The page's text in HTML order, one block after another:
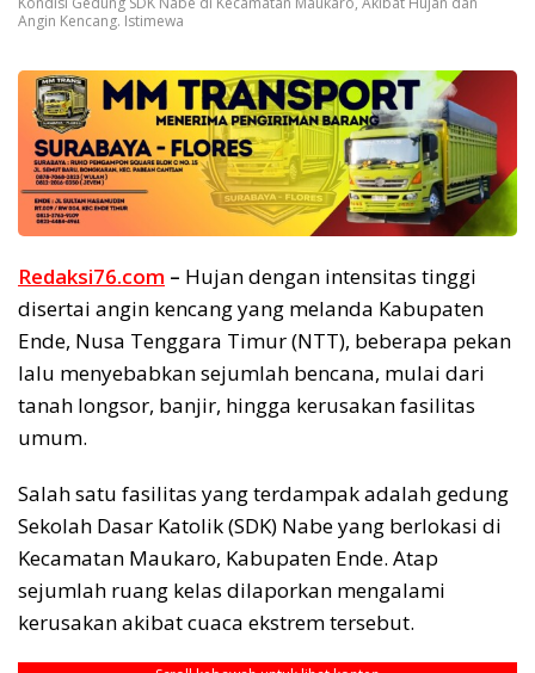
Angin Kencang. Istimewa
Redaksi76.com – Hujan dengan intensitas tinggi
disertai angin kencang yang melanda Kabupaten
Ende, Nusa Tenggara Timur (NTT), beberapa pekan
lalu menyebabkan sejumlah bencana, mulai dari
tanah longsor, banjir, hingga kerusakan fasilitas
umum.
Salah satu fasilitas yang terdampak adalah gedung
Sekolah Dasar Katolik (SDK) Nabe yang berlokasi di
Kecamatan Maukaro, Kabupaten Ende. Atap
sejumlah ruang kelas dilaporkan mengalami
kerusakan akibat cuaca ekstrem tersebut.